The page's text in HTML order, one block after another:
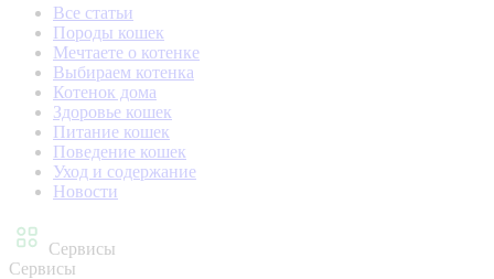
Все статьи
Породы кошек
Мечтаете о котенке
Выбираем котенка
Котенок дома
Здоровье кошек
Питание кошек
Поведение кошек
Уход и содержание
Новости
Сервисы
Сервисы